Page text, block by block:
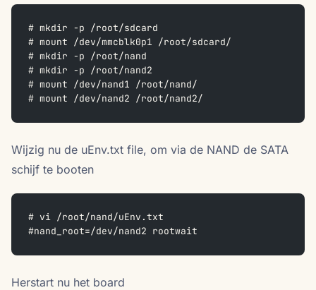
# mkdir -p /root/sdcard
# mount /dev/mmcblk0p1 /root/sdcard/
# mkdir -p /root/nand
# mkdir -p /root/nand2
# mount /dev/nand1 /root/nand/
# mount /dev/nand2 /root/nand2/
Wijzig nu de uEnv.txt file, om via de NAND de SATA
schijf te booten
# vi /root/nand/uEnv.txt
#nand_root=/dev/nand2 rootwait
Herstart nu het board